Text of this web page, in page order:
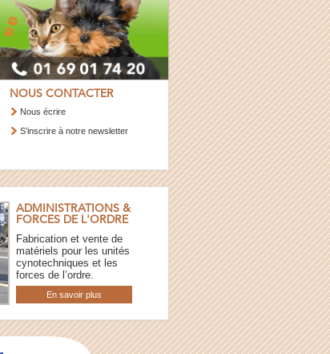
NOUS CONTACTER
Nous écrire
S’inscrire à notre newsletter
ADMINISTRATIONS &
FORCES DE L'ORDRE
Fabrication et vente de
matériels pour les unités
cynotechniques et les
forces de l’ordre.
En savoir plus